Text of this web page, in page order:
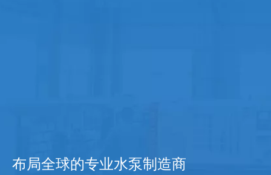
布局全球的专业水泵制造商